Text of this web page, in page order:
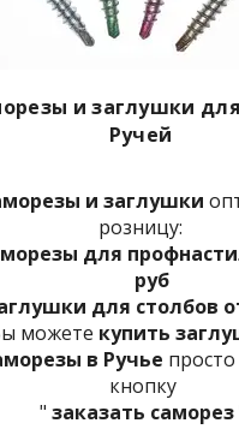
и заглушки
Ручей
и заглушки
розницу:
для
руб
для столбов
можете купить
в Ручье
кнопку
" заказать саморез